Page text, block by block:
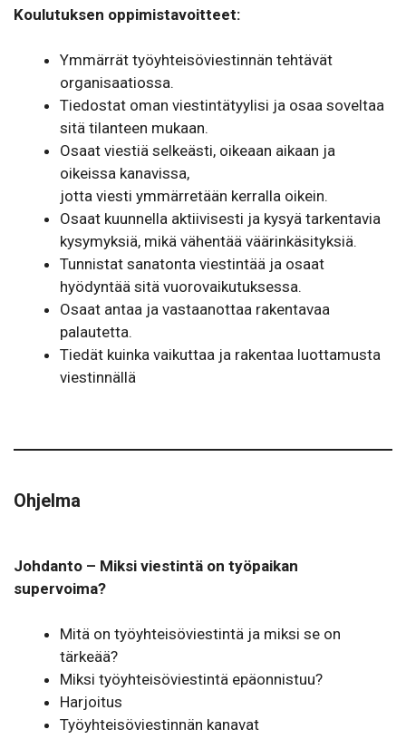
Koulutuksen oppimistavoitteet:
Ymmärrät työyhteisöviestinnän tehtävät
organisaatiossa.
Tiedostat oman viestintätyylisi ja osaa soveltaa
sitä tilanteen mukaan.
Osaat viestiä selkeästi, oikeaan aikaan ja
oikeissa kanavissa,
jotta viesti ymmärretään kerralla oikein.
Osaat kuunnella aktiivisesti ja kysyä tarkentavia
kysymyksiä, mikä vähentää väärinkäsityksiä.
Tunnistat sanatonta viestintää ja osaat
hyödyntää sitä vuorovaikutuksessa.
Osaat antaa ja vastaanottaa rakentavaa
palautetta.
Tiedät kuinka vaikuttaa ja rakentaa luottamusta
viestinnällä
Ohjelma
Johdanto – Miksi viestintä on työpaikan
supervoima?
Mitä on työyhteisöviestintä ja miksi se on
tärkeää?
Miksi työyhteisöviestintä epäonnistuu?
Harjoitus
Työyhteisöviestinnän kanavat